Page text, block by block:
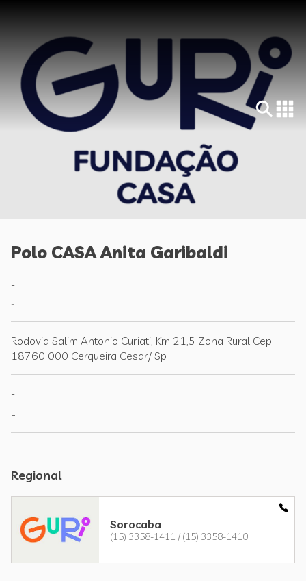
Polo CASA Anita Garibaldi
-
-
Rodovia Salim Antonio Curiati, Km 21,5 Zona Rural Cep
18760 000 Cerqueira Cesar/ Sp
-
-
Regional
Sorocaba
(15) 3358-1411 / (15) 3358-1410